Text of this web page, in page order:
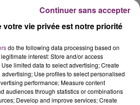
votre vie privée est notre priorité
do the following data processing based on
interest: Store and/or access
limited data to select advertising; Create
Use profiles to select personalised
performance; Measure content
audiences through statistics or combinations
Develop and improve services; Create
Continuer sans accepter